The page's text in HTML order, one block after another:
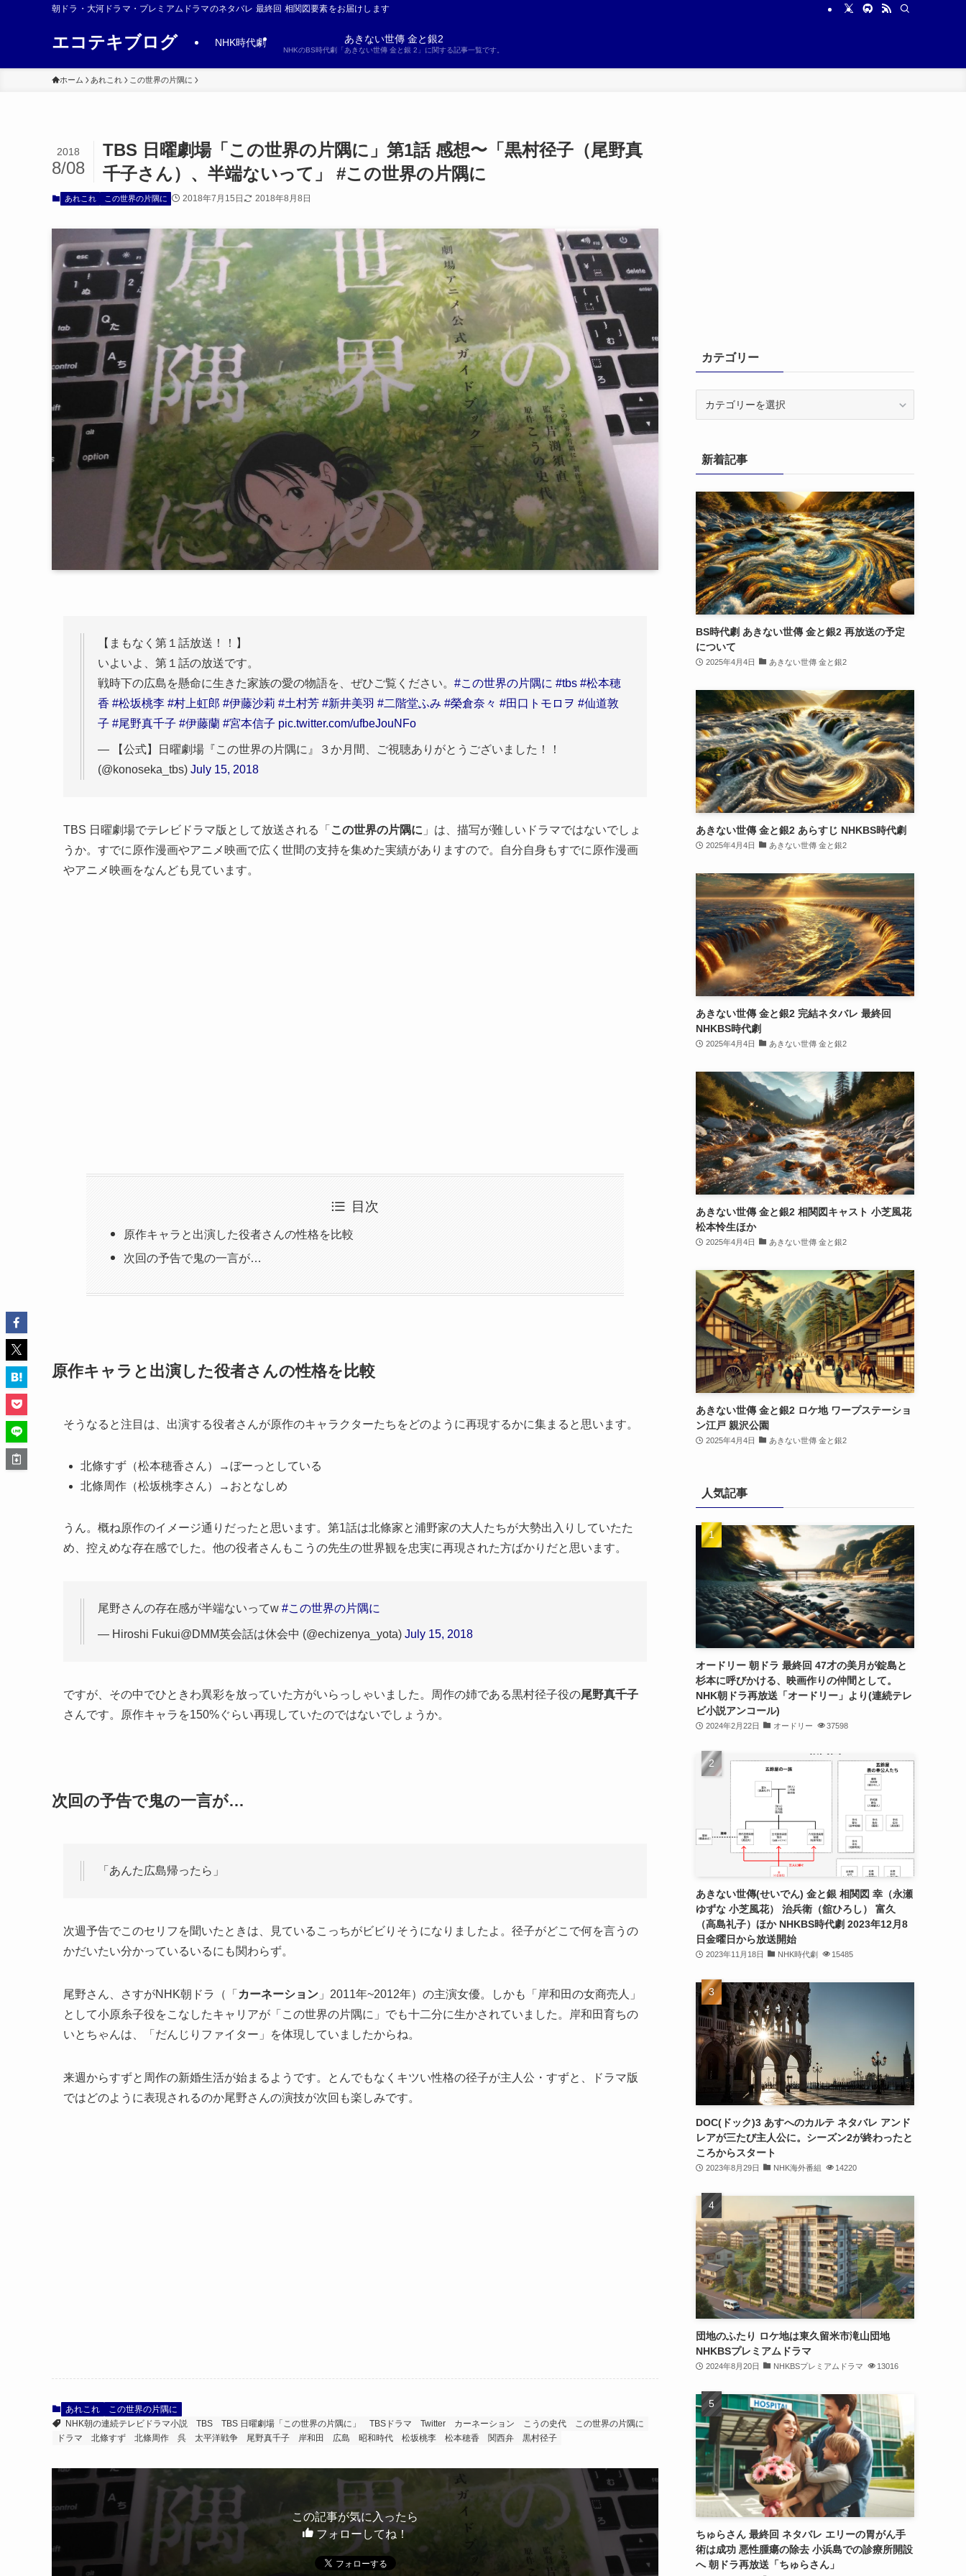
朝ドラ・大河ドラマ・プレミアムドラマのネタバレ 最終回 相関図要素をお届けします
エコテキブログ NHK時代劇 あきない世傳 金と銀2
NHKのBS時代劇「あきない世傳 金と銀 2」に関する記事一覧です。
ホーム あれこれ この世界の片隅に
TBS 日曜劇場「この世界の片隅に」第1話 感想〜「黒村径子（尾野真
千子さん）、半端ないって」 #この世界の片隅に
2018
8/08
あれこれ この世界の片隅に 2018年7月15日 2018年8月8日
【まもなく第１話放送！！】
いよいよ、第１話の放送です。
戦時下の広島を懸命に生きた家族の愛の物語を、ぜひご覧ください。 #この世界の片隅に #tbs #松本穂
香 #松坂桃李 #村上虹郎 #伊藤沙莉 #土村芳 #新井美羽 #二階堂ふみ #榮倉奈々 #田口トモロヲ #仙道敦
子 #尾野真千子 #伊藤蘭 #宮本信子 pic.twitter.com/ufbeJouNFo
— 【公式】日曜劇場『この世界の片隅に』３か月間、ご視聴ありがとうございました！！
(@konoseka_tbs) July 15, 2018
TBS 日曜劇場でテレビドラマ版として放送される「 この世界の片隅に 」は、描写が難しいドラマではないでしょ
うか。すでに原作漫画やアニメ映画で広く世間の支持を集めた実績がありますので。自分自身もすでに原作漫画
やアニメ映画をなんども見ています。
目次
原作キャラと出演した役者さんの性格を比較
次回の予告で鬼の一言が…
原作キャラと出演した役者さんの性格を比較
そうなると注目は、出演する役者さんが原作のキャラクターたちをどのように再現するかに集まると思います。
北條すず（松本穂香さん）→ぼーっとしている
北條周作（松坂桃李さん）→おとなしめ
うん。概ね原作のイメージ通りだったと思います。第1話は北條家と浦野家の大人たちが大勢出入りしていたた
め、控えめな存在感でした。他の役者さんもこうの先生の世界観を忠実に再現された方ばかりだと思います。
尾野さんの存在感が半端ないってw #この世界の片隅に
— Hiroshi Fukui@DMM英会話は休会中 (@echizenya_yota) July 15, 2018
ですが、その中でひときわ異彩を放っていた方がいらっしゃいました。周作の姉である黒村径子役の尾野真千子
さんです。原作キャラを150%ぐらい再現していたのではないでしょうか。
次回の予告で鬼の一言が…
「あんた広島帰ったら」
次週予告でこのセリフを聞いたときは、見ているこっちがビビりそうになりましたよ。径子がどこで何を言うの
かだいたい分かっているいるにも関わらず。
尾野さん、さすがNHK朝ドラ（「 カーネーション 」2011年~2012年）の主演女優。しかも「岸和田の女商売人」
として小原糸子役をこなしたキャリアが「この世界の片隅に」でも十二分に生かされていました。岸和田育ちの
いとちゃんは、「だんじりファイター」を体現していましたからね。
来週からすずと周作の新婚生活が始まるようです。とんでもなくキツい性格の径子が主人公・すずと、ドラマ版
ではどのように表現されるのか尾野さんの演技が次回も楽しみです。
あれこれ
この世界の片隅に
NHK朝の連続テレビドラマ小説
TBS TBS 日曜劇場「この世界の片隅に」 TBSドラマ Twitter カーネーション こうの史代
この世界の片隅に
ドラマ
北條すず 北條周作 呉 太平洋戦争 尾野真千子 岸和田 広島 昭和時代 松坂桃李 松本穂香 関西弁 黒村径子
この記事が気に入ったら
フォローしてね！
カテゴリー
ー新着記事
BS時代劇 あきない世傳 金と銀2 再放送の予定
について
2025年4月4日 あきない世傳 金と銀2
あきない世傳 金と銀2 あらすじ NHKBS時代劇
2025年4月4日 あきない世傳 金と銀2
あきない世傳 金と銀2 完結ネタバレ 最終回
NHKBS時代劇
2025年4月4日 あきない世傳 金と銀2
あきない世傳 金と銀2 相関図キャスト 小芝風花
松本怜生ほか
2025年4月4日 あきない世傳 金と銀2
あきない世傳 金と銀2 ロケ地 ワープステーショ
ン江戸 親沢公園
2025年4月4日 あきない世傳 金と銀2
人気記事
オードリー 朝ドラ 最終回 47才の美月が錠島と
杉本に呼びかける、映画作りの仲間として。
NHK朝ドラ再放送「オードリー」より(連続テレ
ビ小説アンコール)
2024年2月22日 オードリー 37598
あきない世傳(せいでん) 金と銀 相関図 幸（永瀬
ゆずな 小芝風花） 治兵衛（舘ひろし） 富久
（高島礼子）ほか NHKBS時代劇 2023年12月8
日金曜日から放送開始
2023年11月18日 NHK時代劇 15485
DOC(ドック)3 あすへのカルテ ネタバレ アンド
レアが三たび主人公に。シーズン2が終わったと
ころからスタート
2023年8月29日 NHK海外番組 14220
団地のふたり ロケ地は東久留米市滝山団地
NHKBSプレミアムドラマ
2024年8月20日 NHKBSプレミアムドラマ 13016
ちゅらさん 最終回 ネタバレ エリーの胃がん手
術は成功 悪性腫瘍の除去 小浜島での診療所開設
へ 朝ドラ再放送「ちゅらさん」